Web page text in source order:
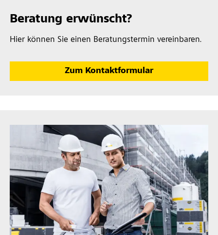
Beratung erwünscht?
Hier können Sie einen Beratungstermin vereinbaren.
Zum Kontaktformular